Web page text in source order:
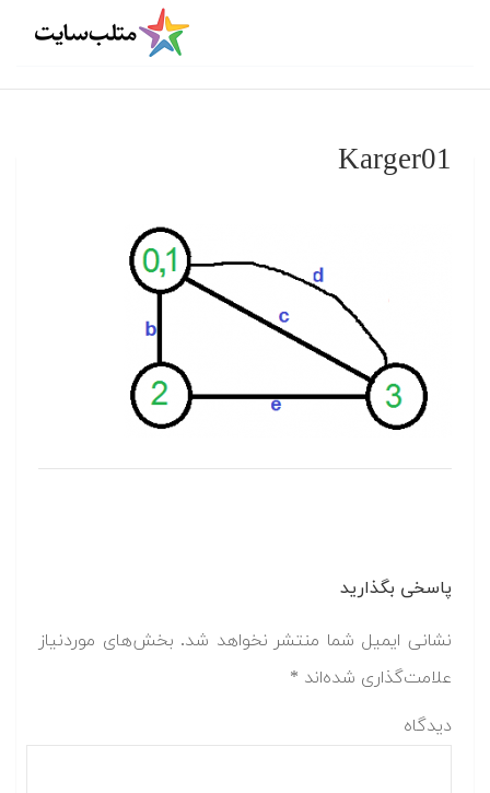
Karger01
پاسخی بگذارید
نشانی ایمیل شما منتشر نخواهد شد. بخش‌های موردنیاز
علامت‌گذاری شده‌اند *
دیدگاه